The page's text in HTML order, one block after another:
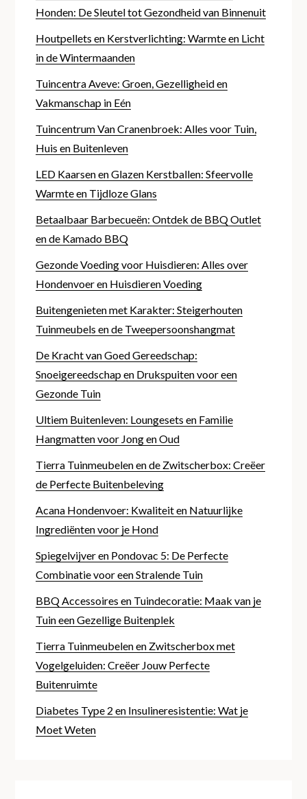
Honden: De Sleutel tot Gezondheid van Binnenuit
Houtpellets en Kerstverlichting: Warmte en Licht
in de Wintermaanden
Tuincentra Aveve: Groen, Gezelligheid en
Vakmanschap in Eén
Tuincentrum Van Cranenbroek: Alles voor Tuin,
Huis en Buitenleven
LED Kaarsen en Glazen Kerstballen: Sfeervolle
Warmte en Tijdloze Glans
Betaalbaar Barbecueën: Ontdek de BBQ Outlet
en de Kamado BBQ
Gezonde Voeding voor Huisdieren: Alles over
Hondenvoer en Huisdieren Voeding
Buitengenieten met Karakter: Steigerhouten
Tuinmeubels en de Tweepersoonshangmat
De Kracht van Goed Gereedschap:
Snoeigereedschap en Drukspuiten voor een
Gezonde Tuin
Ultiem Buitenleven: Loungesets en Familie
Hangmatten voor Jong en Oud
Tierra Tuinmeubelen en de Zwitscherbox: Creëer
de Perfecte Buitenbeleving
Acana Hondenvoer: Kwaliteit en Natuurlijke
Ingrediënten voor je Hond
Spiegelvijver en Pondovac 5: De Perfecte
Combinatie voor een Stralende Tuin
BBQ Accessoires en Tuindecoratie: Maak van je
Tuin een Gezellige Buitenplek
Tierra Tuinmeubelen en Zwitscherbox met
Vogelgeluiden: Creëer Jouw Perfecte
Buitenruimte
Diabetes Type 2 en Insulineresistentie: Wat je
Moet Weten